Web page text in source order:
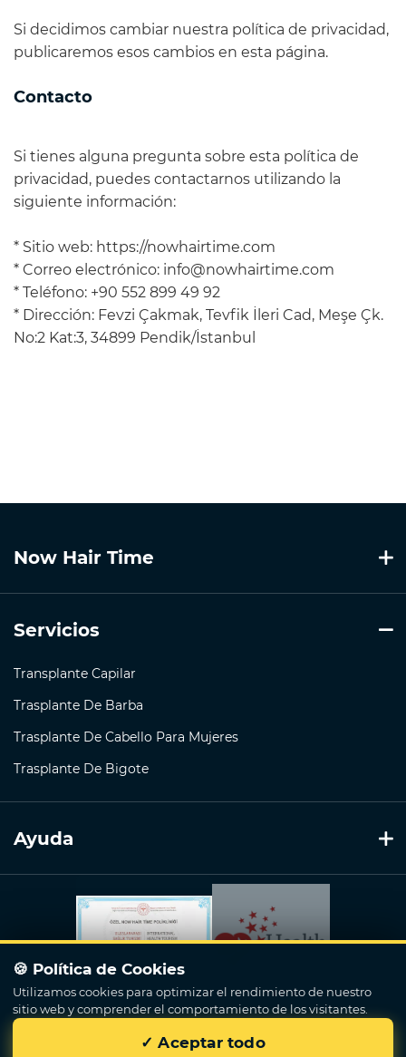
Si decidimos cambiar nuestra política de privacidad,
publicaremos esos cambios en esta página.
Contacto
Si tienes alguna pregunta sobre esta política de
privacidad, puedes contactarnos utilizando la
siguiente información:
* Sitio web: https://nowhairtime.com
* Correo electrónico: info@nowhairtime.com
* Teléfono: +90 552 899 49 92
* Dirección: Fevzi Çakmak, Tevfik İleri Cad, Meşe Çk.
No:2 Kat:3, 34899 Pendik/İstanbul
Now Hair Time
Servicios
Transplante Capilar
Trasplante De Barba
Trasplante De Cabello Para Mujeres
Trasplante De Bigote
Ayuda
🍪 Política de Cookies
Utilizamos cookies para optimizar el rendimiento de nuestro
sitio web y comprender el comportamiento de los visitantes.
✓ Aceptar todo